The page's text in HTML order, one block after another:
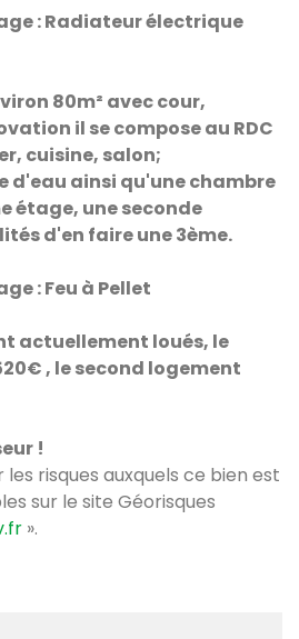
: Radiateur électrique
80m² avec cour,
il se compose au RDC
cuisine, salon;
d'eau ainsi qu'une chambre
étage, une seconde
d'en faire une 3ème.
: Feu à Pellet
actuellement loués, le
, le second logement
!
les risques auxquels ce bien est
sur le site Géorisques
».